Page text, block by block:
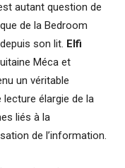
autant question de
de la Bedroom
son lit. Elfi
Méca et
un véritable
élargie de la
liés à la
de l’information.